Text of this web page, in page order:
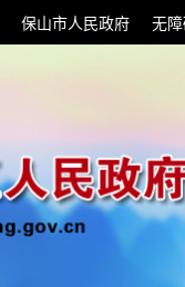
保山市人民政府 无